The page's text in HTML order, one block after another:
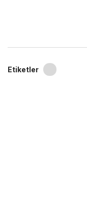
Etiketler